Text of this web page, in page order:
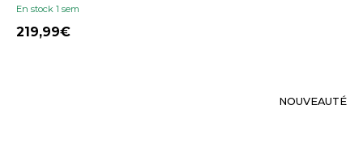
En stock 1 sem
219,99
NOUVEAUTÉ